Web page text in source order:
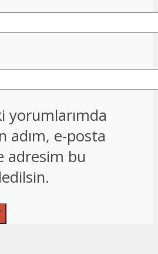
yorumlarımda
adım, e-posta
adresim bu